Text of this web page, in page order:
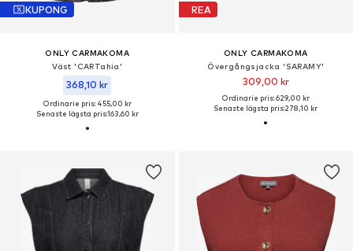
KUPONG
ONLY CARMAKOMA
Väst 'CARTahia'
368,10 kr
Ordinarie pris: 455,00 kr
Senaste lägsta pris:163,60 kr
REA
ONLY CARMAKOMA
Övergångsjacka 'SARAMY'
309,00 kr
Ordinarie pris: 629,00 kr
Senaste lägsta pris:278,10 kr